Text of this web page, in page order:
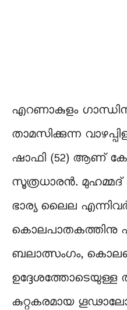
എറണാകുളം
താമസിക്കുന്ന
ഷാഫി (52) ആണ്
സൂത്രധാരൻ.
ഭാര്യ ലൈല
കൊലപാതകത്തിനു
ബലാത്സംഗം,
ഉദ്ദേശത്തോടെയുള്ള
കുറ്റകരമായ